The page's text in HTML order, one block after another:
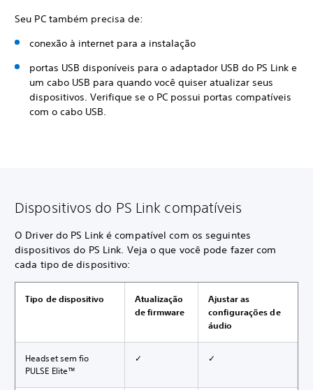
Seu PC também precisa de:
conexão à internet para a instalação
portas USB disponíveis para o adaptador USB do PS Link e
um cabo USB para quando você quiser atualizar seus
dispositivos. Verifique se o PC possui portas compatíveis
com o cabo USB.
Dispositivos do PS Link compatíveis
O Driver do PS Link é compatível com os seguintes
dispositivos do PS Link. Veja o que você pode fazer com
cada tipo de dispositivo:
Tipo de dispositivo
Atualização
de firmware
Ajustar as
configurações de
áudio
Headset sem fio
PULSE Elite™
✓ ✓